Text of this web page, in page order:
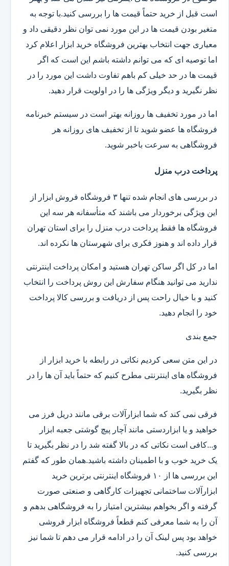
است قبل از خرید حتماً قیمت ها را بررسی کنید.با توجه به
متغیر بودن قیمت ها در این مورد نمی توان نظر دقیقی داد و
معیاری جهت انتخاب بهترین فروشگاه خرید ابزار اعلام کرد
اما توصیه ای که می توانم داشته باشم این است که اگر
قیمت ها در حد خیلی کم باهم تفاوت داشت این مورد را در
نظر نگیرید و دیگر ویژگی ها را در اولویت قرار دهید.
اما در مورد تخفیف ها روزانه بهتر است در سیستم خبرنامه
فروشگاه ها عضو شوید تا از تخفیف های روزانه هر
فروشگاهی به سرعت باخبر شوید.
پرداخت درب منزل
در بررسی های انجام شده تنها ۳ فروشگاه فروش ابزار از
این ویژگی برخوردار می باشند که متأسفانه هر سه این
فروشگاه ها فقط پرداخت درب منزل را برای استان تهران
قرار داده اند و هنوز فکری برای شهرستان ها نکرده اند.
اما در کل اگر ساکن تهران هستید و امکان پرداخت اینترنتی
ندارید می توانید هنگام سفارش این روش پرداخت را انتخاب
کنید و با خیال راحت پس از دریافت و بررسی کالا پرداخت
خود را انجام دهید.
جمع بندی
در این متن سعی کردیم نکاتی در رابطه با خرید ابزار از
فروشگاه های اینترنتی مطرح کنیم که حتماً باید آن ها را در
نظر بگیرید.
فرقی نمی کند که شما ابزارآلات برقی مانند دریل فرز می
خواهید و یا ابزاردستی مانند آچار پیچ گوشتی جعبه ابزار
و...کافی است نکاتی که در بالا گفته شد را در نظر بگیرید تا
یک خرید خوب و با اطمینان داشته باشید.همان طور که گفتم
این بررسی ها از ۱۰ فروشگاه اینترنتی برترین خرید
ابزارآلات ساختمانی تجهیزات کارگاهی و صنعتی صورت
گرفته و اگر بخواهم بیشترین امتیاز را به فروشگاهی بدهم و
آن را به شما معرفی کنم قطعاً فروشگاه ابزار فروشی
خواهد بود پس لینک آن را در ادامه قرار می دهم تا شما نیز
بررسی کنید.